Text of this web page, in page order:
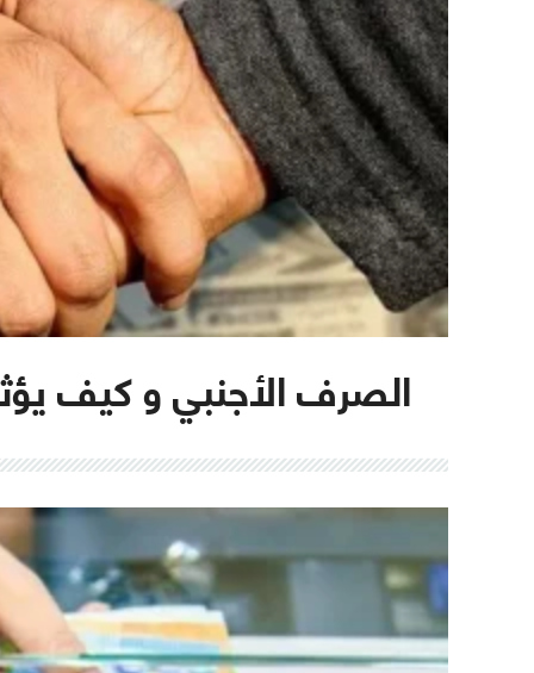
الصرف الأجنبي و كيف